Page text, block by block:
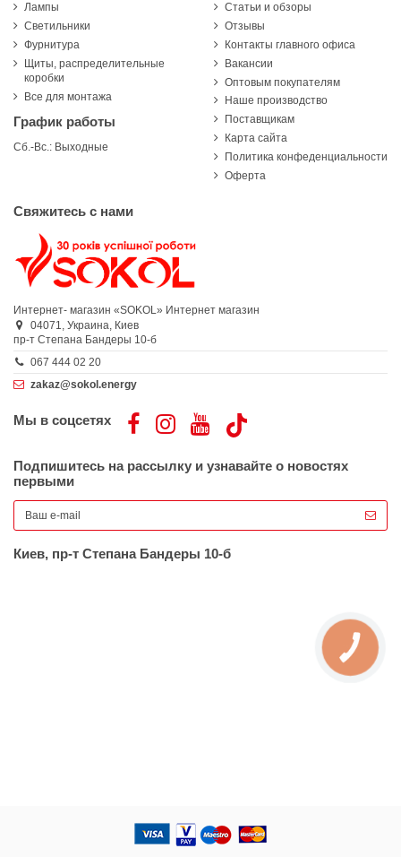
Лампы
Светильники
Фурнитура
Щиты, распределительные
коробки
Все для монтажа
График работы
Сб.-Вс.: Выходные
Статьи и обзоры
Отзывы
Контакты главного офиса
Вакансии
Оптовым покупателям
Наше производство
Поставщикам
Карта сайта
Политика конфеденциальности
Оферта
Свяжитесь с нами
Интернет- магазин «SOKOL» Интернет магазин
04071, Украина, Киев
пр-т Степана Бандеры 10-б
067 444 02 20
zakaz@sokol.energy
Мы в соцсетях
Подпишитесь на рассылку и узнавайте о новостях
первыми
Киев, пр-т Степана Бандеры 10-б
КНОПКА
ЗВ'ЯЗКУ